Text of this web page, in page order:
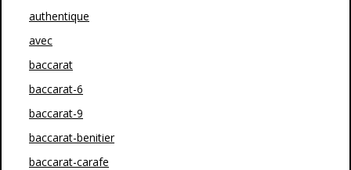
authentique
avec
baccarat
baccarat-6
baccarat-9
baccarat-benitier
baccarat-carafe